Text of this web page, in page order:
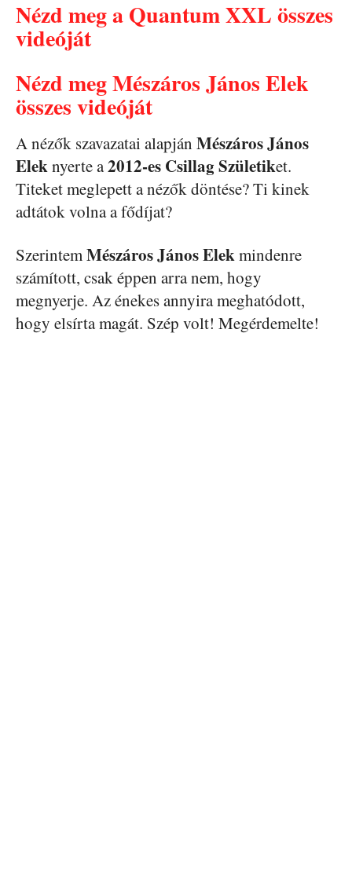
Nézd meg a Quantum XXL összes
videóját
Nézd meg Mészáros János Elek
összes videóját
A nézők szavazatai alapján Mészáros János
Eleknyerte a2012-es Csillag Születiket.
Titeket meglepett a nézők döntése? Ti kinek
adtátok volna a fődíjat?
SzerintemMészáros János Elekmindenre
számított, csak éppen arra nem, hogy
megnyerje. Az énekes annyira meghatódott,
hogy elsírta magát. Szép volt! Megérdemelte!